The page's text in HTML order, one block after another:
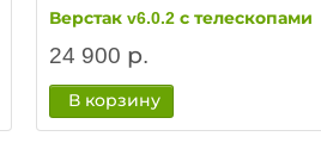
Верстак v6.0.2 с телескопами
24 900 р.
В корзину